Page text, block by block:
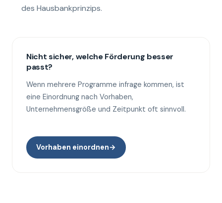
des Hausbankprinzips.
Nicht sicher, welche Förderung besser
passt?
Wenn mehrere Programme infrage kommen, ist
eine Einordnung nach Vorhaben,
Unternehmensgröße und Zeitpunkt oft sinnvoll.
Vorhaben einordnen→